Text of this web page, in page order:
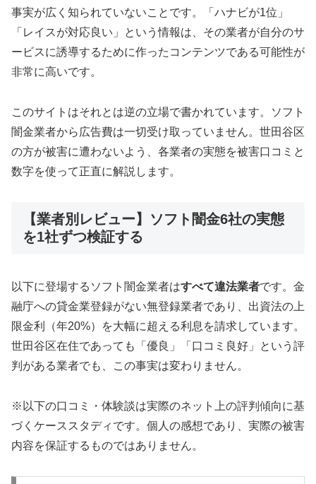
事実が広く知られていないことです。「ハナビが1位」
「レイスが対応良い」という情報は、その業者が自分のサ
ービスに誘導するために作ったコンテンツである可能性が
非常に高いです。
このサイトはそれとは逆の立場で書かれています。ソフト
闇金業者から広告費は一切受け取っていません。世田谷区
の方が被害に遭わないよう、各業者の実態を被害口コミと
数字を使って正直に解説します。
【業者別レビュー】ソフト闇金6社の実態
を1社ずつ検証する
以下に登場するソフト闇金業者はすべて違法業者です。金
融庁への貸金業登録がない無登録業者であり、出資法の上
限金利（年20%）を大幅に超える利息を請求しています。
世田谷区在住であっても「優良」「口コミ良好」という評
判がある業者でも、この事実は変わりません。
※以下の口コミ・体験談は実際のネット上の評判傾向に基
づくケーススタディです。個人の感想であり、実際の被害
内容を保証するものではありません。